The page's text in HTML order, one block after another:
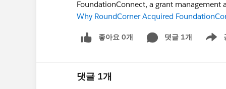
FoundationConnect, a grant management
Why RoundCorner Acquired
좋아요 0개 댓글 1개
Show
댓글 1개